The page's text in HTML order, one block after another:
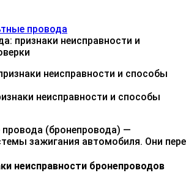
провода
признаки неисправности и
неисправности и способы
(бронепровода) —
зажигания автомобиля. Они
неисправности бронепроводов